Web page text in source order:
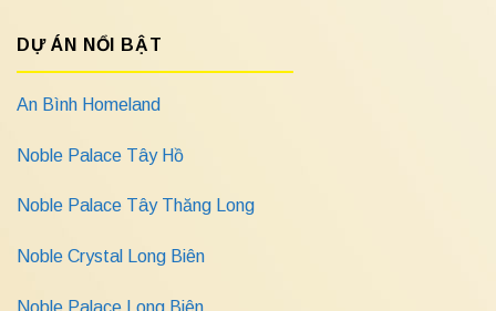
DỰ ÁN NỔI BẬT
An Bình Homeland
Noble Palace Tây Hồ
Noble Palace Tây Thăng Long
Noble Crystal Long Biên
Noble Palace Long Biên